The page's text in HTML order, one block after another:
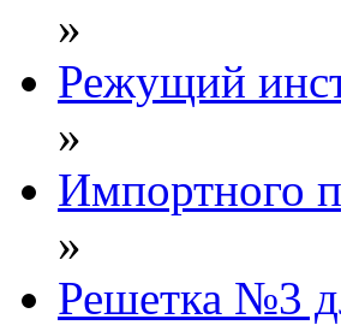
»
Режущий
»
Импортного
»
Решетка №3